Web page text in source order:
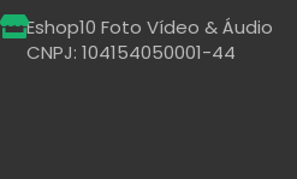
Eshop10 Foto Vídeo & Áudio
CNPJ: 104154050001-44